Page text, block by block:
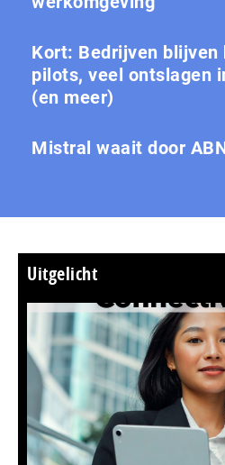
Kort: Bedrijven blijven
pilots, veel ontslagen
(en meer)
Mistral waait door
Uitgelicht